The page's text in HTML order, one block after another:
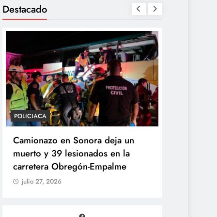
Destacado
POLICIACA
Camionazo en Sonora deja un
muerto y 39 lesionados en la
carretera Obregón-Empalme
julio 27, 2026